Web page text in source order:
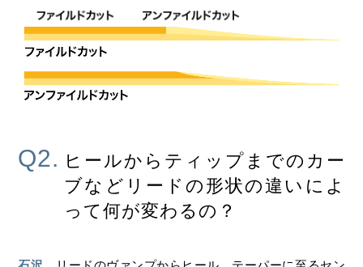
Q2. ヒールからティップまでのカー
ブなどリードの形状の違いによ
って何が変わるの？